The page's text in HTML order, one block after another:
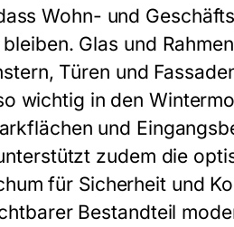
Wohn- und
Glas und
Türen und
wichtig in den
und
zudem die
für Sicherheit und
Bestandteil